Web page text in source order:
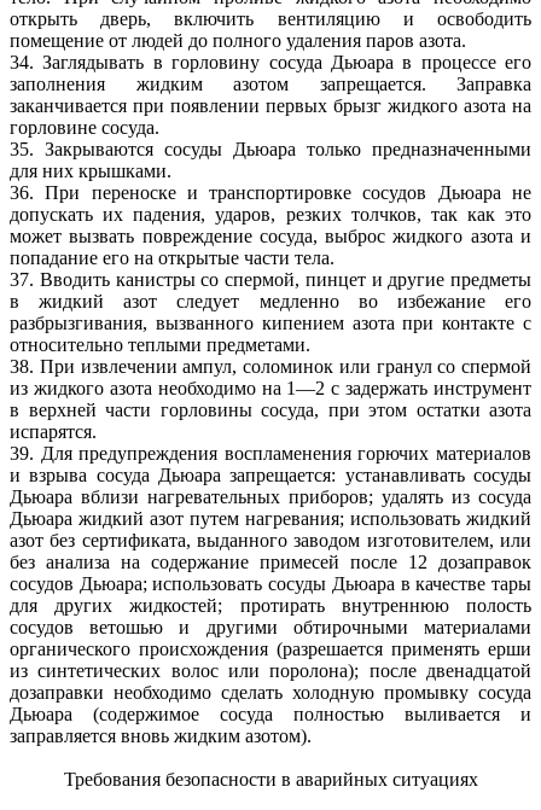
открыть дверь, включить вентиляцию и освободить
помещение от людей до полного удаления паров азота.
34. Заглядывать в горловину сосуда Дьюара в процессе его
заполнения жидким азотом запрещается. Заправка
заканчивается при появлении первых брызг жидкого азота на
горловине сосуда.
35. Закрываются сосуды Дьюара только предназначенными
для них крышками.
36. При переноске и транспортировке сосудов Дьюара не
допускать их падения, ударов, резких толчков, так как это
может вызвать повреждение сосуда, выброс жидкого азота и
попадание его на открытые части тела.
37. Вводить канистры со спермой, пинцет и другие предметы
в жидкий азот следует медленно во избежание его
разбрызгивания, вызванного кипением азота при контакте с
относительно теплыми предметами.
38. При извлечении ампул, соломинок или гранул со спермой
из жидкого азота необходимо на 1—2 с задержать инструмент
в верхней части горловины сосуда, при этом остатки азота
испарятся.
39. Для предупреждения воспламенения горючих материалов
и взрыва сосуда Дьюара запрещается: устанавливать сосуды
Дьюара вблизи нагревательных приборов; удалять из сосуда
Дьюара жидкий азот путем нагревания; использовать жидкий
азот без сертификата, выданного заводом изготовителем, или
без анализа на содержание примесей после 12 дозаправок
сосудов Дьюара; использовать сосуды Дьюара в качестве тары
для других жидкостей; протирать внутреннюю полость
сосудов ветошью и другими обтирочными материалами
органического происхождения (разрешается применять ерши
из синтетических волос или поролона); после двенадцатой
дозаправки необходимо сделать холодную промывку сосуда
Дьюара (содержимое сосуда полностью выливается и
заправляется вновь жидким азотом).
Требования безопасности в аварийных ситуациях